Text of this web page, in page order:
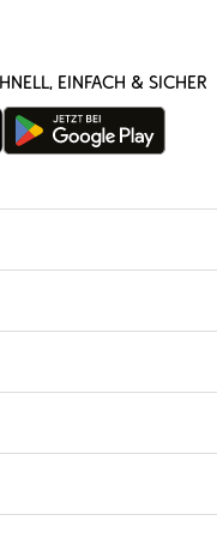
einfach & sicher